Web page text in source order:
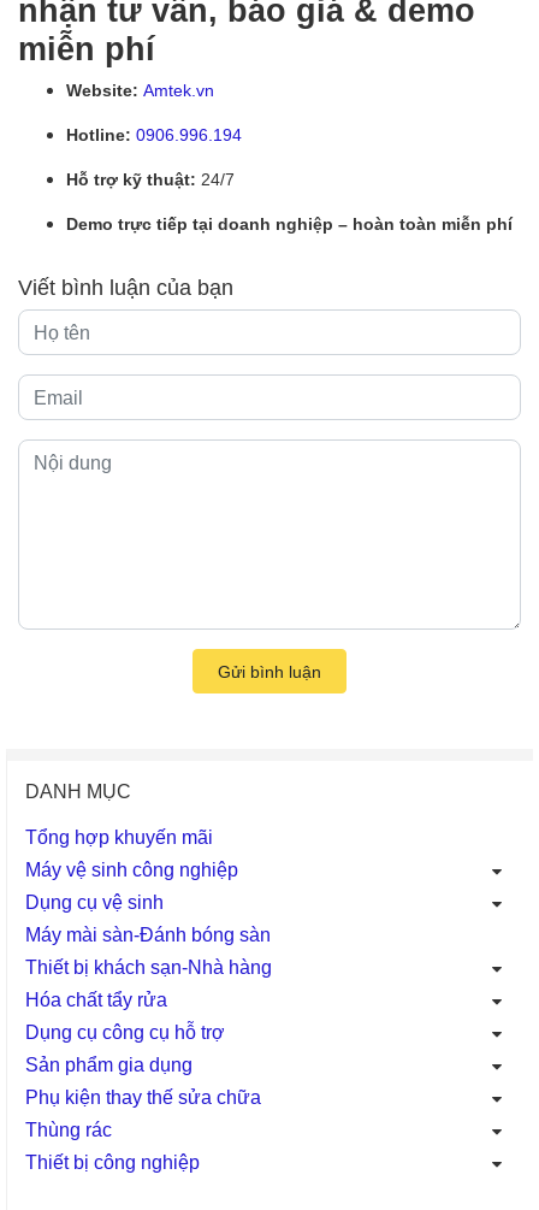
nhận tư vấn, báo giá & demo
miễn phí
Website: Amtek.vn
Hotline: 0906.996.194
Hỗ trợ kỹ thuật: 24/7
Demo trực tiếp tại doanh nghiệp – hoàn toàn miễn phí
Viết bình luận của bạn
Gửi bình luận
DANH MỤC
Tổng hợp khuyến mãi
Máy vệ sinh công nghiệp
Dụng cụ vệ sinh
Máy mài sàn-Đánh bóng sàn
Thiết bị khách sạn-Nhà hàng
Hóa chất tẩy rửa
Dụng cụ công cụ hỗ trợ
Sản phẩm gia dụng
Phụ kiện thay thế sửa chữa
Thùng rác
Thiết bị công nghiệp